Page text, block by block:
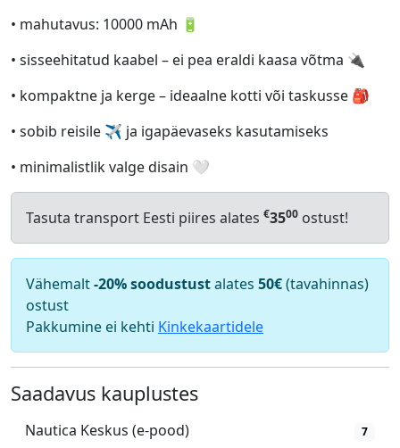
• mahutavus: 10000 mAh 🔋
• sisseehitatud kaabel – ei pea eraldi kaasa võtma 🔌
• kompaktne ja kerge – ideaalne kotti või taskusse 🎒
• sobib reisile ✈️ ja igapäevaseks kasutamiseks
• minimalistlik valge disain 🤍
Tasuta transport Eesti piires alates €3500 ostust!
Vähemalt-20% soodustustalates 50€(tavahinnas)
ostust
Pakkumine ei kehti Kinkekaartidele
Saadavus kauplustes
Nautica Keskus (e-pood) 7